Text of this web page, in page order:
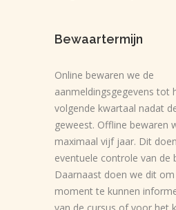
Bewaartermijn
Online bewaren we de
aanmeldingsgegevens tot
volgende kwartaal nadat
geweest. Offline bewaren
maximaal vijf jaar. Dit
eventuele controle van de
Daarnaast doen we dit
moment te kunnen
van de cursus of voor het